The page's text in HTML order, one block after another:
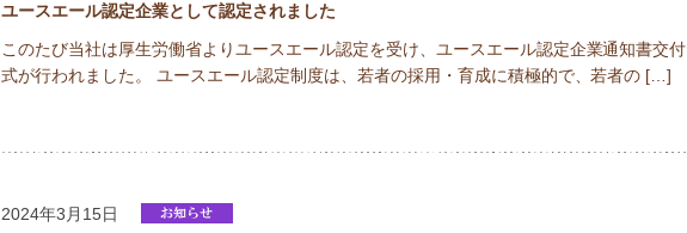
ユースエール認定企業として認定されました
このたび当社は厚生労働省よりユースエール認定を受け、ユースエール認定企業通知書交付
式が行われました。 ユースエール認定制度は、若者の採用・育成に積極的で、若者の […]
2024年3月15日